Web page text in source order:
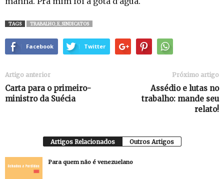
TAGS TRABALHO_E_SINDICATOS
Facebook Twitter
Artigo anterior
Carta para o primeiro-
ministro da Suécia
Próximo artigo
Assédio e lutas no
trabalho: mande seu
relato!
Artigos Relacionados Outros Artigos
Para quem não é venezuelano